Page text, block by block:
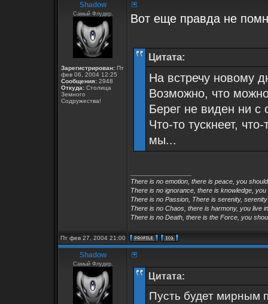
Shadow
Самый Флудер.
Зарегистрирован: Пт
фев 06, 2004 12:25
Сообщения: 2948
Откуда: Столица
Земного
Содружества!
Вот еще правда не
Цитата:
На встречу новому
Возможно, что
Берег не виден ни с
Что-то тускнеет,
мы...
There is no emotion, there is peace, you
There is no ignorance, there is knowledge,
There is no Passion, There is serenity,
There is no Chaos, there is harmony, you live
There is no Death, there is the Force, you
Пт фев 27, 2004 21:00
Shadow
Самый Флудер.
Цитата:
Пусть будет мирным